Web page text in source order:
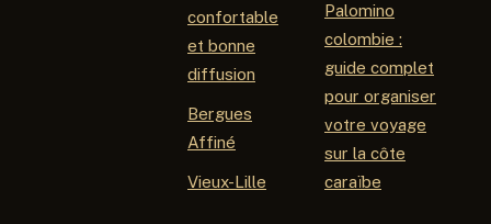
confortable
et bonne
diffusion
Bergues
Affiné
Vieux-Lille
Palomino
colombie :
guide complet
pour organiser
votre voyage
sur la côte
caraïbe